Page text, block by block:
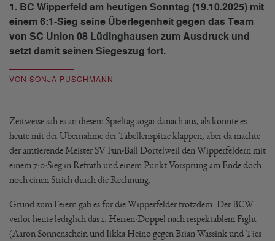
1. BC Wipperfeld am heutigen Sonntag (19.10.2025) mit
einem 6:1-Sieg seine Überlegenheit gegen das Team
von SC Union 08 Lüdinghausen zum Ausdruck und
setzt damit seinen Siegeszug fort.
VON SONJA PUSCHMANN
Zeitweise sah es an diesem Spieltag sogar danach aus, als könnte es
heute mit der Übernahme der Tabellenspitze klappen, aber da machte
der amtierende Meister SV Fun-Ball Dortelweil den Wipperfeldern mit
einem 7:0-Sieg in Refrath und einem Punkt Vorsprung am Ende doch
noch einen Strich durch die Rechnung.
Grund zum Feiern gab es für die Wipperfelder trotzdem. Der BCW
verlor heute lediglich das 1. Herren-Doppel nach respektablem Fight
(Aaron Sonnenschein und Iikka Heino gegen Brian Wassink und Ties